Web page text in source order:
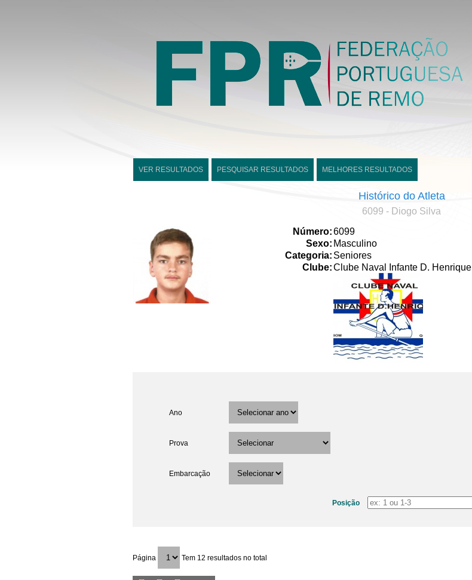
VER RESULTADOS PESQUISAR RESULTADOS MELHORES RESULTADOS
Histórico do Atleta
6099 - Diogo Silva
Número:6099
Sexo: Masculino
Categoria: Seniores
Clube:Clube Naval Infante D. Henrique
Ano
Prova
Embarcação
Posição
Página Tem 12 resultados no total